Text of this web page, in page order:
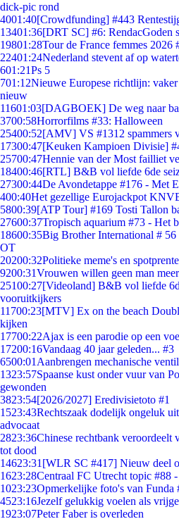
dick-pic rond
4001:40[Crowdfunding] #443
13401:36[DRT SC] #6: RendacGoden
19801:28Tour de France femmes 2026
22401:24Nederland stevent af op
601:21Ps 5
701:12Nieuwe Europese richtlijn:
nieuw
11601:03[DAGBOEK] De weg naar
3700:58Horrorfilms #33: Halloween
25400:52[AMV] VS #1312 spammers
17300:47[Keuken Kampioen Divisie]
25700:47Hennie van der Most failliet
18400:46[RTL] B&B vol liefde 6de
27300:44De Avondetappe #176 - Met
400:40Het gezellige Eurojackpot
5800:39[ATP Tour] #169 Tosti Tallon
27600:37Tropisch aquarium #73 - Het
18600:35Big Brother International #
OT
20200:32Politieke meme's en
9200:31Vrouwen willen geen man
25100:27[Videoland] B&B vol liefde
vooruitkijkers
11700:23[MTV] Ex on the beach
kijken
17700:22Ajax is een parodie op een
17200:16Vandaag 40 jaar geleden... #3
6500:01 Aanbrengen mechanische
1323:57Spaanse kust onder vuur van
gewonden
3823:54[2026/2027] Eredivisietoto #1
1523:43Rechtszaak dodelijk ongeluk
advocaat
2823:36Chinese rechtbank veroordeelt
tot dood
14623:31 [WLR SC #417] Nieuw deel
1623:28Centraal FC Utrecht topic #88
1023:23Opmerkelijke foto's van Funda
4523:16Jezelf gelukkig voelen als
1923:07Peter Faber is overleden